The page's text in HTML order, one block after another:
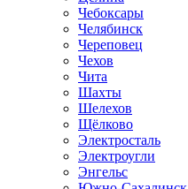
Чебоксары
Челябинск
Череповец
Чехов
Чита
Шахты
Шелехов
Щёлково
Электросталь
Электроугли
Энгельс